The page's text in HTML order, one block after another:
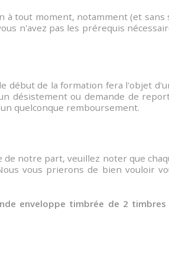
à tout moment, notamment (et sans
n'avez pas les prérequis
début de la formation fera l'objet
désistement ou demande de
quelconque remboursement.
de notre part, veuillez noter que
vous prierons de bien vouloir
enveloppe timbrée de 2 timbres